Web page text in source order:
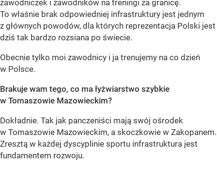
zawodniczek i zawodników na treningi za granicę.
To właśnie brak odpowiedniej infrastruktury jest jednym
z głównych powodów, dla których reprezentacja Polski jest
dziś tak bardzo rozsiana po świecie.
Obecnie tylko moi zawodnicy i ja trenujemy na co dzień
w Polsce.
Brakuje wam tego, co ma łyżwiarstwo szybkie
w Tomaszowie Mazowieckim?
Dokładnie. Tak jak panczeniści mają swój ośrodek
w Tomaszowie Mazowieckim, a skoczkowie w Zakopanem.
Zresztą w każdej dyscyplinie sportu infrastruktura jest
fundamentem rozwoju.